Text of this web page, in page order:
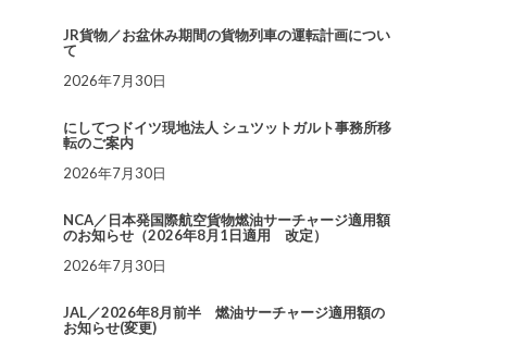
JR貨物／お盆休み期間の貨物列車の運転計画につい
て
2026年7月30日
にしてつドイツ現地法人 シュツットガルト事務所移
転のご案内
2026年7月30日
NCA／日本発国際航空貨物燃油サーチャージ適用額
のお知らせ（2026年8月1日適用 改定）
2026年7月30日
JAL／2026年8月前半 燃油サーチャージ適用額の
お知らせ(変更)